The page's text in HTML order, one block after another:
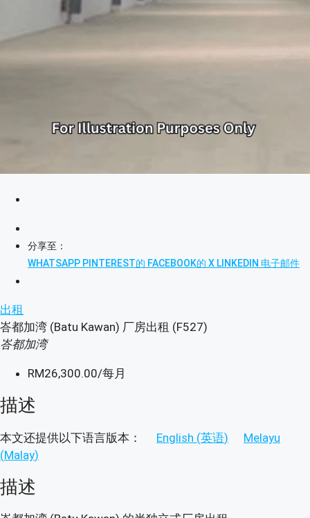
分享至：
WHATSAPP PINTEREST的 FACEBOOK的 X LINKEDIN 电子邮件
出租
峇都加湾 (Batu Kawan) 厂房出租 (F527)
峇都加湾
RM26,300.00/每月
描述
本文还提供以下语言版本： English (英语)
Melayu
(Malay)
描述